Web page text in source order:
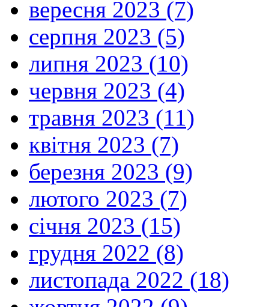
вересня 2023 (7)
серпня 2023 (5)
липня 2023 (10)
червня 2023 (4)
травня 2023 (11)
квітня 2023 (7)
березня 2023 (9)
лютого 2023 (7)
січня 2023 (15)
грудня 2022 (8)
листопада 2022 (18)